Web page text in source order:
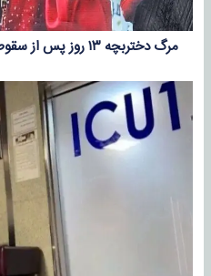
مرگ دختربچه ۱۳ روز پس از سقوط از پنجره